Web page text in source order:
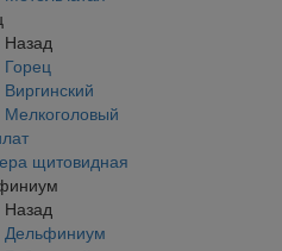
Назад
Горец
Виргинский
Мелкоголовый
щитовидная
Назад
Дельфиниум